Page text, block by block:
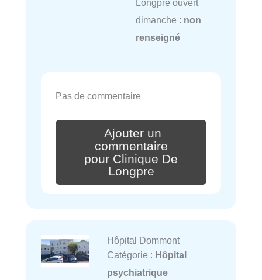
Longpre ouvert
dimanche : non
renseigné
Pas de commentaire
Ajouter un
commentaire
pour Clinique De
Longpre
Hôpital Dommont
Catégorie : Hôpital
psychiatrique